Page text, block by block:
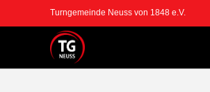
Turngemeinde Neuss von 1848 e.V.